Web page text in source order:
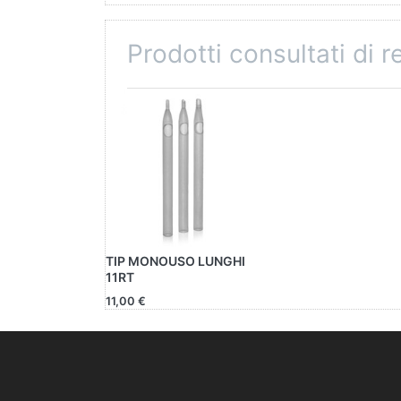
Prodotti consultati di
TIP MONOUSO LUNGHI
11RT
11,00 €